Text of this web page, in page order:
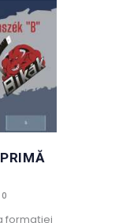
0
formaţiei